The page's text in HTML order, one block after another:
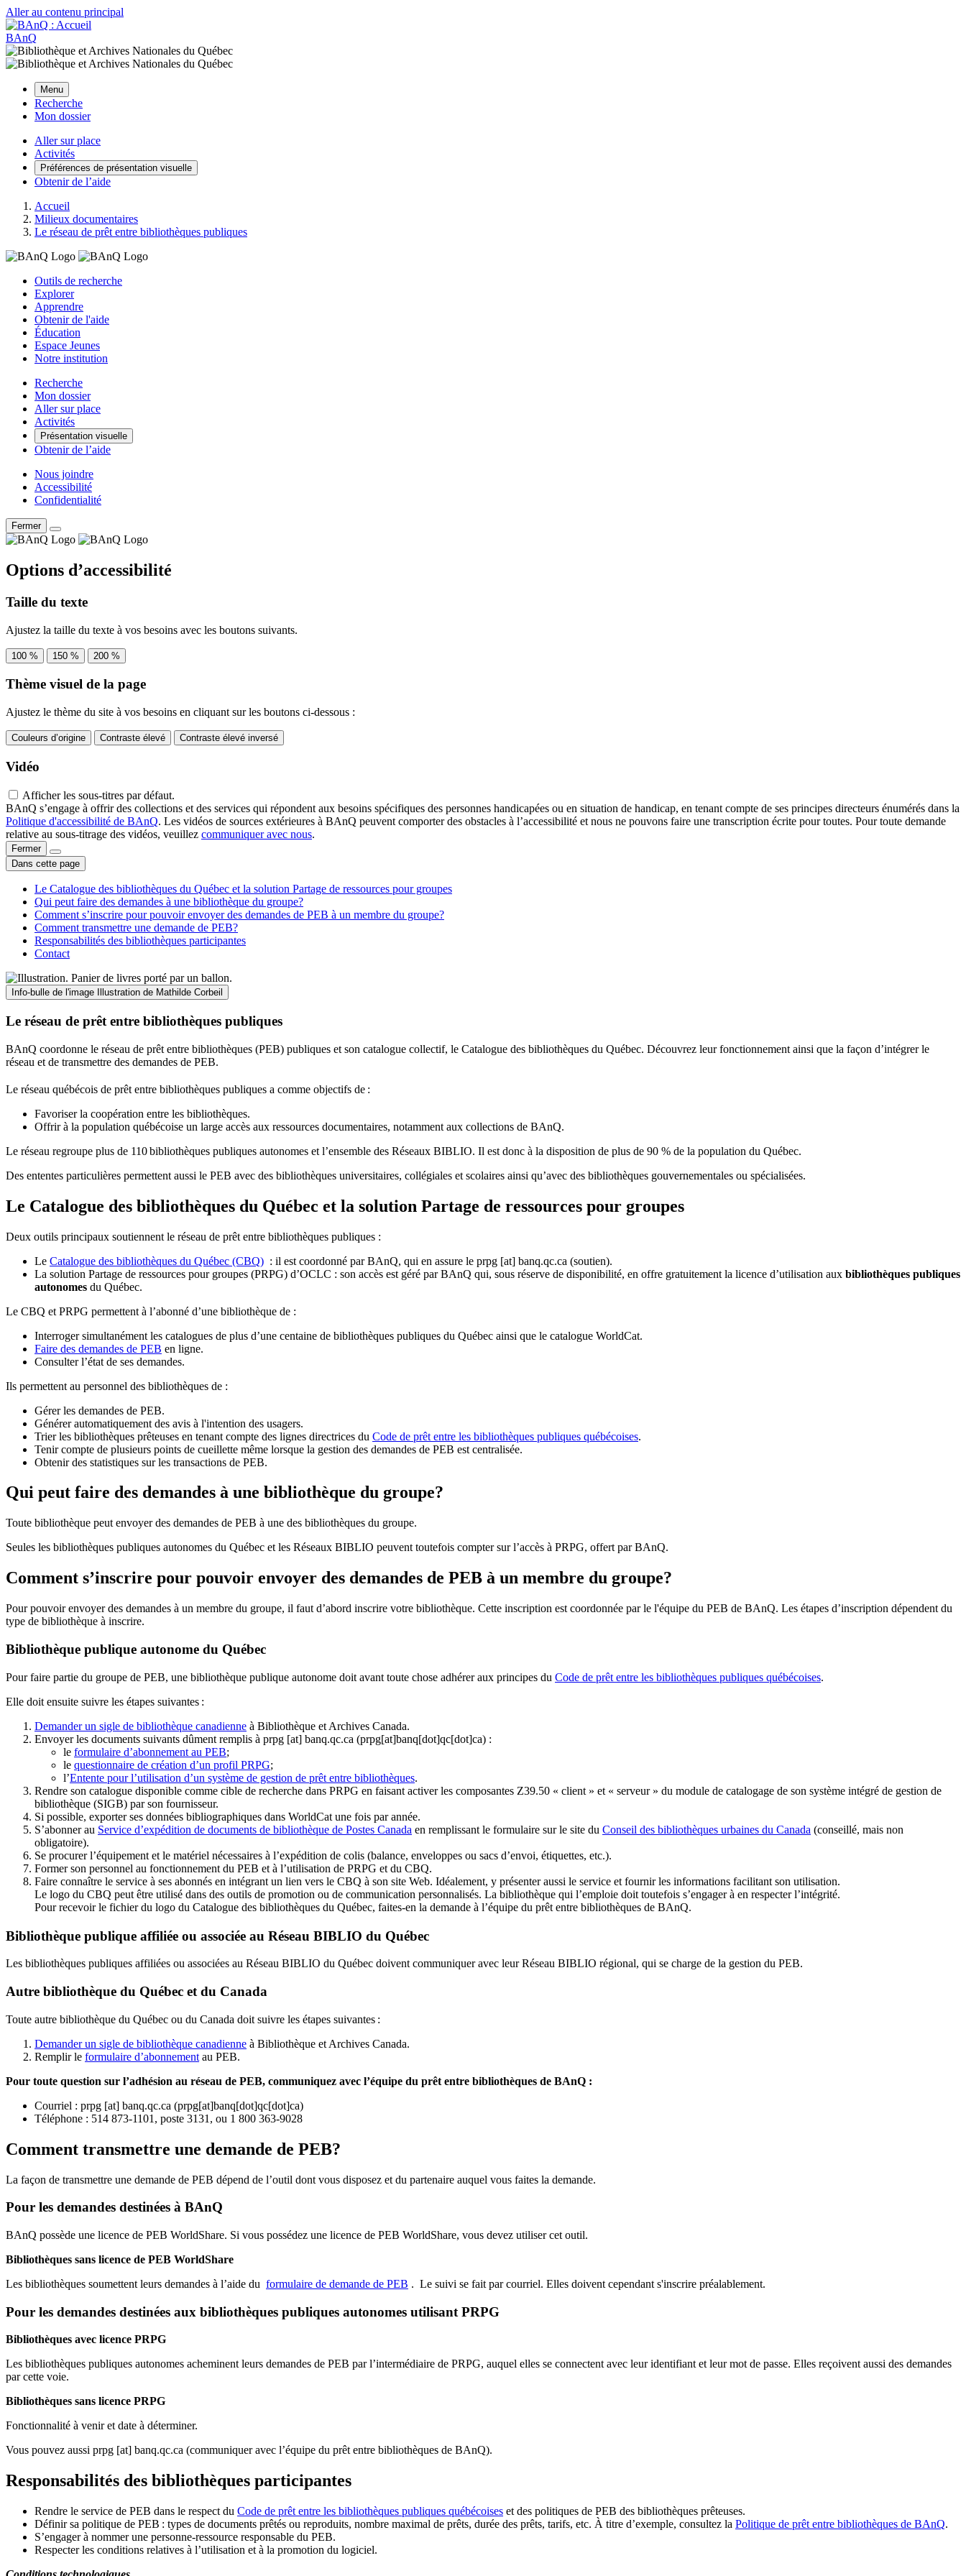
Aller au contenu principal
BAnQ
Menu
Recherche
Mon dossier
Aller sur place
Activités
Préférences de présentation visuelle
Obtenir de l’aide
Accueil
Milieux documentaires
Le réseau de prêt entre bibliothèques publiques
Outils de recherche
Explorer
Apprendre
Obtenir de l'aide
Éducation
Espace Jeunes
Notre institution
Recherche
Mon dossier
Aller sur place
Activités
Présentation visuelle
Obtenir de l’aide
Nous joindre
Accessibilité
Confidentialité
Fermer
Options d’accessibilité
Taille du texte
Ajustez la taille du texte à vos besoins avec les boutons suivants.
100 % 150 % 200 %
Thème visuel de la page
Ajustez le thème du site à vos besoins en cliquant sur les boutons ci-dessous :
Couleurs d’origine Contraste élevé Contraste élevé inversé
Vidéo
Afficher les sous-titres par défaut.
BAnQ s’engage à offrir des collections et des services qui répondent aux besoins spécifiques des personnes handicapées ou en situation de handicap, en tenant compte de ses principes directeurs énumérés dans la
Politique d'accessibilité de BAnQ. Les vidéos de sources extérieures à BAnQ peuvent comporter des obstacles à l’accessibilité et nous ne pouvons faire une transcription écrite pour toutes. Pour toute demande
relative au sous-titrage des vidéos, veuillez communiquer avec nous.
Fermer
Dans cette page
Le Catalogue des bibliothèques du Québec et la solution Partage de ressources pour groupes
Qui peut faire des demandes à une bibliothèque du groupe?
Comment s’inscrire pour pouvoir envoyer des demandes de PEB à un membre du groupe?
Comment transmettre une demande de PEB?
Responsabilités des bibliothèques participantes
Contact
Info-bulle de l'image Illustration de Mathilde Corbeil
Le réseau de prêt entre bibliothèques publiques
BAnQ coordonne le réseau de prêt entre bibliothèques (PEB) publiques et son catalogue collectif, le Catalogue des bibliothèques du Québec. Découvrez leur fonctionnement ainsi que la façon d’intégrer le
réseau et de transmettre des demandes de PEB.
Le réseau québécois de prêt entre bibliothèques publiques a comme objectifs de :
Favoriser la coopération entre les bibliothèques.
Offrir à la population québécoise un large accès aux ressources documentaires, notamment aux collections de BAnQ.
Le réseau regroupe plus de 110bibliothèques publiques autonomes et l’ensemble des Réseaux BIBLIO. Il est donc à la disposition de plus de 90 % de la population du Québec.
Des ententes particulières permettent aussi le PEB avec des bibliothèques universitaires, collégiales et scolaires ainsi qu’avec des bibliothèques gouvernementales ou spécialisées.
Le Catalogue des bibliothèques du Québec et la solution Partage de ressources pour groupes
Deux outils principaux soutiennent le réseau de prêt entre bibliothèques publiques :
Le Catalogue des bibliothèques du Québec (CBQ) : il est coordonné par BAnQ, qui en assure le prpg [at] banq.qc.ca (soutien).
La solution Partage de ressources pour groupes (PRPG) d’OCLC : son accès est géré par BAnQ qui, sous réserve de disponibilité, en offre gratuitement la licence d’utilisation aux bibliothèques publiques
autonomes du Québec.
Le CBQ et PRPG permettent à l’abonné d’une bibliothèque de :
Interroger simultanément les catalogues de plus d’une centaine de bibliothèques publiques du Québec ainsi que le catalogue WorldCat.
Faire des demandes de PEB en ligne.
Consulter l’état de ses demandes.
Ils permettent au personnel des bibliothèques de :
Gérer les demandes de PEB.
Générer automatiquement des avis à l'intention des usagers.
Trier les bibliothèques prêteuses en tenant compte des lignes directrices du Code de prêt entre les bibliothèques publiques québécoises.
Tenir compte de plusieurs points de cueillette même lorsque la gestion des demandes de PEB est centralisée.
Obtenir des statistiques sur les transactions de PEB.
Qui peut faire des demandes à une bibliothèque du groupe?
Toute bibliothèque peut envoyer des demandes de PEB à une des bibliothèques du groupe.
Seules les bibliothèques publiques autonomes du Québec et les Réseaux BIBLIO peuvent toutefois compter sur l’accès à PRPG, offert par BAnQ.
Comment s’inscrire pour pouvoir envoyer des demandes de PEB à un membre du groupe?
Pour pouvoir envoyer des demandes à un membre du groupe, il faut d’abord inscrire votre bibliothèque. Cette inscription est coordonnée par le l'équipe du PEB de BAnQ. Les étapes d’inscription dépendent du
type de bibliothèque à inscrire.
Bibliothèque publique autonome du Québec
Pour faire partie du groupe de PEB, une bibliothèque publique autonome doit avant toute chose adhérer aux principes du Code de prêt entre les bibliothèques publiques québécoises.
Elle doit ensuite suivre les étapes suivantes :
Demander un sigle de bibliothèque canadienne à Bibliothèque et Archives Canada.
Envoyer les documents suivants dûment remplis à prpg [at] banq.qc.ca (prpg[at]banq[dot]qc[dot]ca) :
le formulaire d’abonnement au PEB;
le questionnaire de création d’un profil PRPG;
l’Entente pour l’utilisation d’un système de gestion de prêt entre bibliothèques.
Rendre son catalogue disponible comme cible de recherche dans PRPG en faisant activer les composantes Z39.50 « client » et « serveur » du module de catalogage de son système intégré de gestion de
bibliothèque (SIGB) par son fournisseur.
Si possible, exporter ses données bibliographiques dans WorldCat une fois par année.
S’abonner au Service d’expédition de documents de bibliothèque de Postes Canada en remplissant le formulaire sur le site du Conseil des bibliothèques urbaines du Canada (conseillé, mais non
obligatoire).
Se procurer l’équipement et le matériel nécessaires à l’expédition de colis (balance, enveloppes ou sacs d’envoi, étiquettes, etc.).
Former son personnel au fonctionnement du PEB et à l’utilisation de PRPG et du CBQ.
Faire connaître le service à ses abonnés en intégrant un lien vers le CBQ à son site Web. Idéalement, y présenter aussi le service et fournir les informations facilitant son utilisation.
Le logo du CBQ peut être utilisé dans des outils de promotion ou de communication personnalisés. La bibliothèque qui l’emploie doit toutefois s’engager à en respecter l’intégrité.
Pour recevoir le fichier du logo du Catalogue des bibliothèques du Québec, faites-en la demande à l’équipe du prêt entre bibliothèques de BAnQ.
Bibliothèque publique affiliée ou associée au Réseau BIBLIO du Québec
Les bibliothèques publiques affiliées ou associées au Réseau BIBLIO du Québec doivent communiquer avec leur Réseau BIBLIO régional, qui se charge de la gestion du PEB.
Autre bibliothèque du Québec et du Canada
Toute autre bibliothèque du Québec ou du Canada doit suivre les étapes suivantes :
Demander un sigle de bibliothèque canadienne à Bibliothèque et Archives Canada.
Remplir le formulaire d’abonnement au PEB.
Pour toute question sur l’adhésion au réseau de PEB, communiquez avec l’équipe du prêt entre bibliothèques de BAnQ :
Courriel : prpg [at] banq.qc.ca (prpg[at]banq[dot]qc[dot]ca)
Téléphone : 514 873-1101, poste 3131, ou 1 800 363-9028
Comment transmettre une demande de PEB?
La façon de transmettre une demande de PEB dépend de l’outil dont vous disposez et du partenaire auquel vous faites la demande.
Pour les demandes destinées à BAnQ
BAnQ possède une licence de PEB WorldShare. Si vous possédez une licence de PEB WorldShare, vous devez utiliser cet outil.
Bibliothèques sans licence de PEB WorldShare
Les bibliothèques soumettent leurs demandes à l’aide du formulaire de demande de PEB . Le suivi se fait par courriel. Elles doivent cependant s'inscrire préalablement.
Pour les demandes destinées aux bibliothèques publiques autonomes utilisant PRPG
Bibliothèques avec licence PRPG
Les bibliothèques publiques autonomes acheminent leurs demandes de PEB par l’intermédiaire de PRPG, auquel elles se connectent avec leur identifiant et leur mot de passe. Elles reçoivent aussi des demandes
par cette voie.
Bibliothèques sans licence PRPG
Fonctionnalité à venir et date à déterminer.
Vous pouvez aussi prpg [at] banq.qc.ca (communiquer avec l’équipe du prêt entre bibliothèques de BAnQ).
Responsabilités des bibliothèques participantes
Rendre le service de PEB dans le respect du Code de prêt entre les bibliothèques publiques québécoises et des politiques de PEB des bibliothèques prêteuses.
Définir sa politique de PEB : types de documents prêtés ou reproduits, nombre maximal de prêts, durée des prêts, tarifs, etc. À titre d’exemple, consultez la Politique de prêt entre bibliothèques de BAnQ.
S’engager à nommer une personne-ressource responsable du PEB.
Respecter les conditions relatives à l’utilisation et à la promotion du logiciel.